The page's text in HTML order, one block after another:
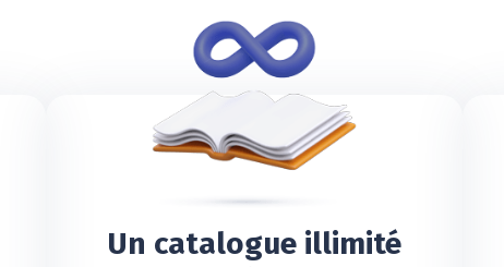
Un catalogue illimité